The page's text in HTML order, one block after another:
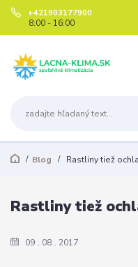
+421903177900
8:00 - 16:00
Blog Rastliny tiež
09 08 2017
Rastliny tiež